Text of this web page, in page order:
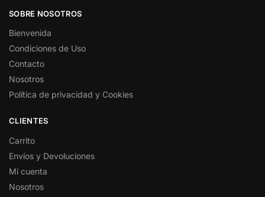
SOBRE NOSOTROS
Bienvenida
Condiciones de Uso
Contacto
Nosotros
Política de privacidad y Cookies
CLIENTES
Carrito
Envíos y Devoluciones
Mi cuenta
Nosotros